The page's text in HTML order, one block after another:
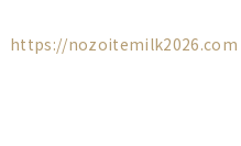
https://nozoitemilk2026.com